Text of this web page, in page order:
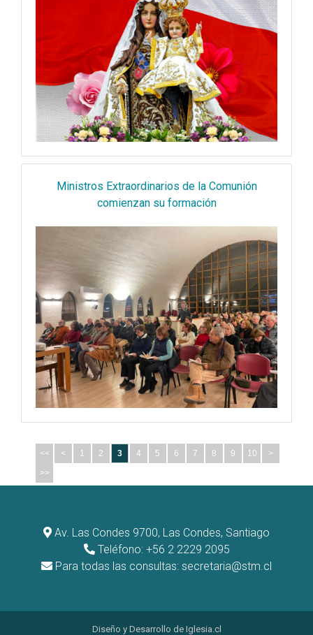
Ministros Extraordinarios de la Comunión
comienzan su formación
<< < 1 2 3 4 5 6 7 8 9 10
>
>>
Av. Las Condes 9700, Las Condes, Santiago
Teléfono: +56 2 2229 2095
Para todas las consultas: secretaria@stm.cl
Diseño y Desarrollo de Iglesia.cl